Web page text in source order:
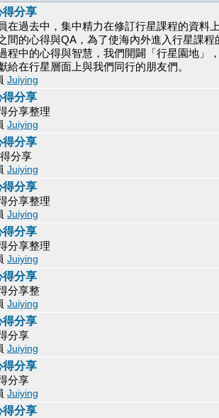
得分享
在過去中，集中精力在修訂行星課程的資料
間的心得與QA，為了使海內外進入行星課
程中的心得與智慧，我們開闢「行星園地」
給在行星層面上與我們同行的朋友們。
Juiying
得分享
分享整理
Juiying
得分享
分享
Juiying
得分享
分享整理
Juiying
得分享
分享整理
Juiying
得分享
分享整
Juiying
得分享
分享
Juiying
得分享
分享
Juiying
得分享